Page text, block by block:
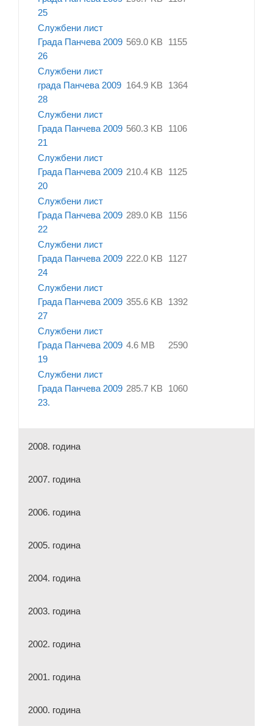
25
Службени лист
Града Панчева 2009
26
569.0 KB 1155
Службени лист
града Панчева 2009
28
164.9 KB 1364
Службени лист
Града Панчева 2009
21
560.3 KB 1106
Службени лист
Града Панчева 2009
20
210.4 KB 1125
Службени лист
Града Панчева 2009
22
289.0 KB 1156
Службени лист
Града Панчева 2009
24
222.0 KB 1127
Службени лист
Града Панчева 2009
27
355.6 KB 1392
Службени лист
Града Панчева 2009
19
4.6 MB 2590
Службени лист
Града Панчева 2009
23.
285.7 KB 1060
2008. година
2007. година
2006. година
2005. година
2004. година
2003. година
2002. година
2001. година
2000. година